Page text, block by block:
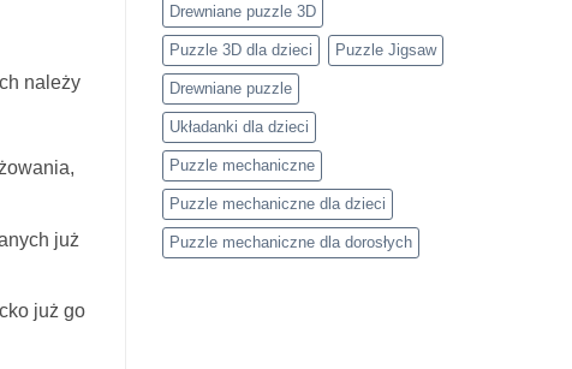
należy
już
już go
Drewniane puzzle 3D
Puzzle 3D dla dzieci Puzzle Jigsaw
Drewniane puzzle
Układanki dla dzieci
Puzzle mechaniczne
Puzzle mechaniczne dla dzieci
Puzzle mechaniczne dla dorosłych